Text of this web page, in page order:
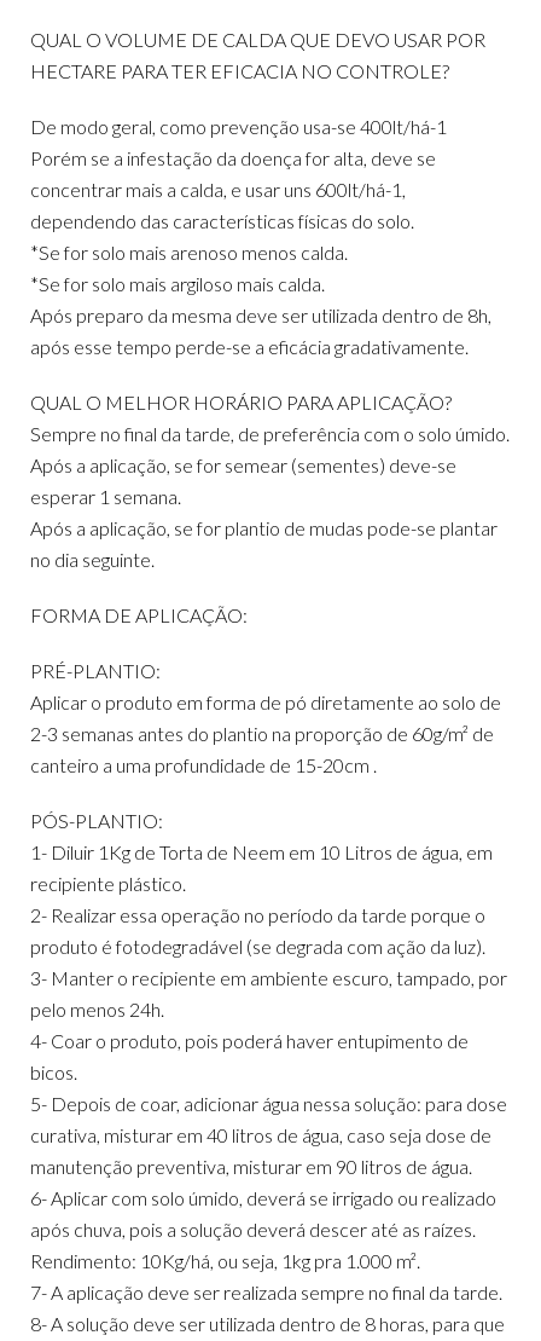
QUAL O VOLUME DE CALDA QUE DEVO USAR POR
HECTARE PARA TER EFICACIA NO CONTROLE?
De modo geral, como prevenção usa-se 400lt/há-1
Porém se a infestação da doença for alta, deve se
concentrar mais a calda, e usar uns 600lt/há-1,
dependendo das características físicas do solo.
*Se for solo mais arenoso menos calda.
*Se for solo mais argiloso mais calda.
Após preparo da mesma deve ser utilizada dentro de 8h,
após esse tempo perde-se a eficácia gradativamente.
QUAL O MELHOR HORÁRIO PARA APLICAÇÃO?
Sempre no final da tarde, de preferência com o solo úmido.
Após a aplicação, se for semear (sementes) deve-se
esperar 1 semana.
Após a aplicação, se for plantio de mudas pode-se plantar
no dia seguinte.
FORMA DE APLICAÇÃO:
PRÉ-PLANTIO:
Aplicar o produto em forma de pó diretamente ao solo de
2-3 semanas antes do plantio na proporção de 60g/m² de
canteiro a uma profundidade de 15-20cm .
PÓS-PLANTIO:
1- Diluir 1Kg de Torta de Neem em 10 Litros de água, em
recipiente plástico.
2- Realizar essa operação no período da tarde porque o
produto é fotodegradável (se degrada com ação da luz).
3- Manter o recipiente em ambiente escuro, tampado, por
pelo menos 24h.
4- Coar o produto, pois poderá haver entupimento de
bicos.
5- Depois de coar, adicionar água nessa solução: para dose
curativa, misturar em 40 litros de água, caso seja dose de
manutenção preventiva, misturar em 90 litros de água.
6- Aplicar com solo úmido, deverá se irrigado ou realizado
após chuva, pois a solução deverá descer até as raízes.
Rendimento: 10Kg/há, ou seja, 1kg pra 1.000 m².
7- A aplicação deve ser realizada sempre no final da tarde.
8- A solução deve ser utilizada dentro de 8 horas, para que